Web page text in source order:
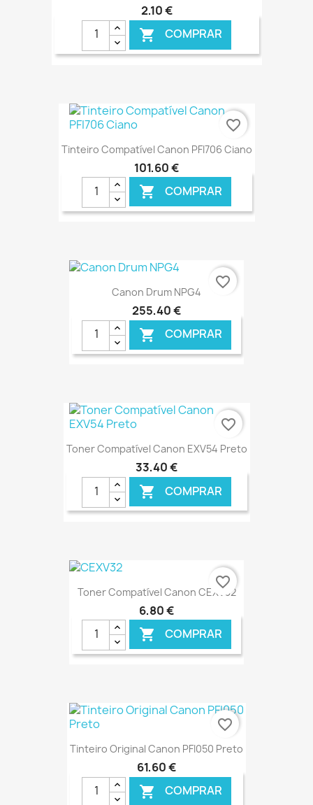
2,10 €
 COMPRAR
€ ONLINE
Tinteiro Compatível Canon PFI706 Ciano
101,60 €
 COMPRAR
favorite_border
Canon Drum NPG4
255,40 €
 COMPRAR
€ ONLINE
favorite_border
Toner Compatível Canon EXV54 Preto
33,40 €
 COMPRAR
favorite_border
Toner Compatível Canon CEXV32
6,80 €
 COMPRAR
€ ONLINE
favorite_border
Tinteiro Original Canon PFI050 Preto
61,60 €
 COMPRAR
favorite_border